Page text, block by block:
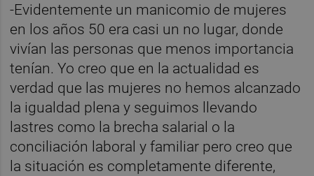
-Evidentemente un manicomio de mujeres
en los años 50 era casi un no lugar, donde
vivían las personas que menos importancia
tenían. Yo creo que en la actualidad es
verdad que las mujeres no hemos alcanzado
la igualdad plena y seguimos llevando
lastres como la brecha salarial o la
conciliación laboral y familiar pero creo que
la situación es completamente diferente,